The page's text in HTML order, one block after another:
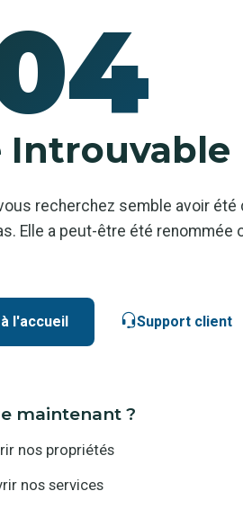
Introuvable
recherchez semble avoir
Elle a peut-être été renommée
l'accueil Support client
maintenant ?
nos propriétés
nos services